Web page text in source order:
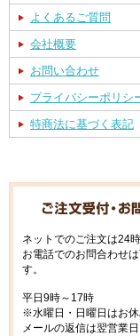
よくあるご質問
会社概要
お問い合わせ
プライバシーポリシ
特商法に基づく表記
ネットでのご注文は24
お電話でのお問合わせ
す。
平日9時～17時
※水曜日・日曜日はお休
メールの返信は翌営業